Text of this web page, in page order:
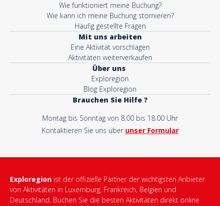
Wie funktioniert meine Buchung?
Wie kann ich meine Buchung stornieren?
Häufig gestellte Fragen
Mit uns arbeiten
Eine Aktivität vorschlagen
Aktivitäten weiterverkaufen
Über uns
Exploregion
Blog Exploregion
Brauchen Sie Hilfe ?
Montag bis Sonntag von 8.00 bis 18.00 Uhr
Kontaktieren Sie uns über unser Formular
Exploregion ist der offizielle Partner der wichtigsten Anbieter
von Aktivitäten in Luxemburg, Frankreich, Belgien und
Deutschland. Buchen Sie die besten Aktivitäten direkt online